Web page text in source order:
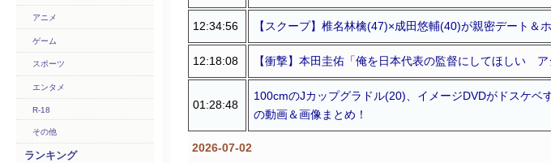
アニメ
ゲーム
スポーツ
エンタメ
R-18
その他
ランキング
12:34:56 【スクープ】椎名林檎(47)×成田悠輔(40)が親密デート＆
12:18:08 【衝撃】本田圭佑「俺を日本代表の監督にしてほしい
01:28:48
100cmのJカップグラドル(20)、イメージDVDがドスケベ
の動画＆画像まとめ！
2026-07-02